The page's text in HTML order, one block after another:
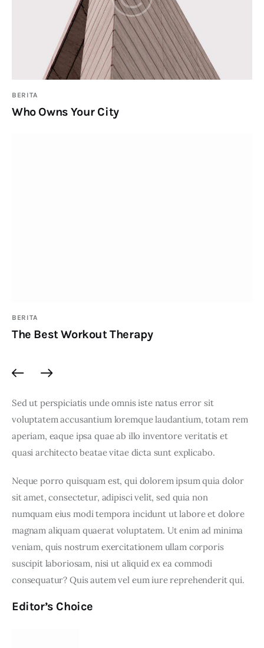
BERITA
Who Owns Your City
BERITA
The Best Workout Therapy
Sed ut perspiciatis unde omnis iste natus error sit
voluptatem accusantium loremque laudantium, totam rem
aperiam, eaque ipsa quae ab illo inventore veritatis et
quasi architecto beatae vitae dicta sunt explicabo.
Neque porro quisquam est, qui dolorem ipsum quia dolor
sit amet, consectetur, adipisci velit, sed quia non
numquam eius modi tempora incidunt ut labore et dolore
magnam aliquam quaerat voluptatem. Ut enim ad minima
veniam, quis nostrum exercitationem ullam corporis
suscipit laboriosam, nisi ut aliquid ex ea commodi
consequatur? Quis autem vel eum iure reprehenderit qui.
Editor’s Choice